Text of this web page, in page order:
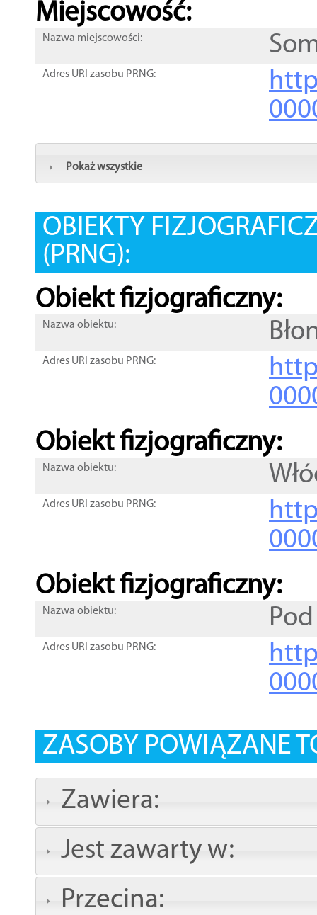
Miejscowość:
Nazwa miejscowości:
Adres URI zasobu PRNG:
Pokaż wszystkie
OBIEKTY
(PRNG):
Obiekt fizjograficzny:
Nazwa obiektu:
Adres URI zasobu PRNG:
Obiekt fizjograficzny:
Nazwa obiektu:
Adres URI zasobu PRNG:
Obiekt fizjograficzny:
Nazwa obiektu:
Adres URI zasobu PRNG:
ZASOBY POWIĄZANE
Zawiera:
Jest zawarty w:
Przecina: